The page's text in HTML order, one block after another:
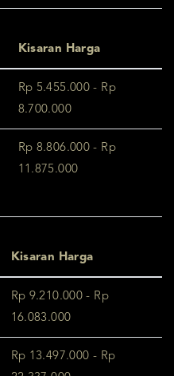
Kisaran Harga
Rp 5.455.000 - Rp
8.700.000
Rp 8.806.000 - Rp
11.875.000
Kisaran Harga
Rp 9.210.000 - Rp
16.083.000
Rp 13.497.000 - Rp